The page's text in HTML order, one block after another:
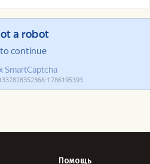
Помощь